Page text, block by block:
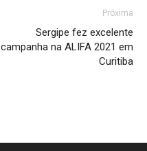
Próxima
Sergipe fez excelente
campanha na ALIFA 2021 em
Curitiba